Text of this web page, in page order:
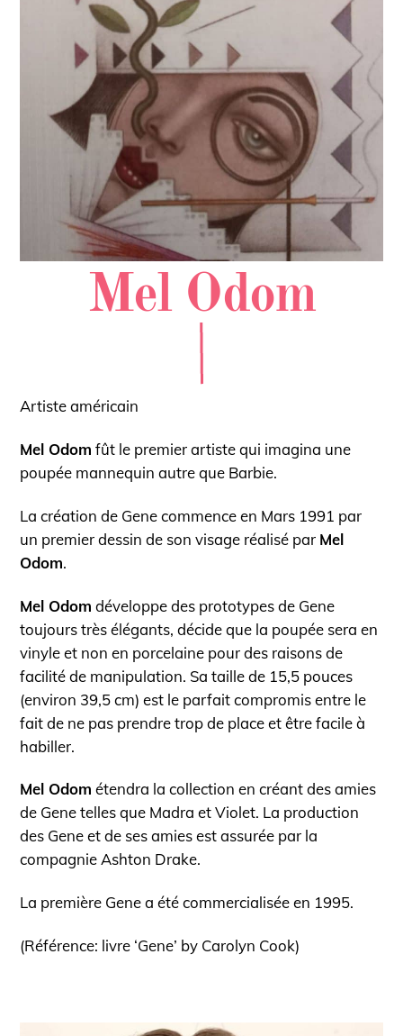
Mel Odom
Artiste américain
Mel Odom fût le premier artiste qui imagina une
poupée mannequin autre que Barbie.
La création de Gene commence en Mars 1991 par
un premier dessin de son visage réalisé par Mel
Odom.
Mel Odom développe des prototypes de Gene
toujours très élégants, décide que la poupée sera en
vinyle et non en porcelaine pour des raisons de
facilité de manipulation. Sa taille de 15,5 pouces
(environ 39,5 cm) est le parfait compromis entre le
fait de ne pas prendre trop de place et être facile à
habiller.
Mel Odom étendra la collection en créant des amies
de Gene telles que Madra et Violet. La production
des Gene et de ses amies est assurée par la
compagnie Ashton Drake.
La première Gene a été commercialisée en 1995.
(Référence: livre ‘Gene’ by Carolyn Cook)